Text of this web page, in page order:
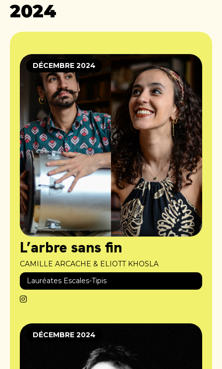
2024
L’arbre sans fin
CAMILLE ARCACHE & ELIOTT KHOSLA
Lauréates Escales-Tipis
DÉCEMBRE 2024
DÉCEMBRE 2024